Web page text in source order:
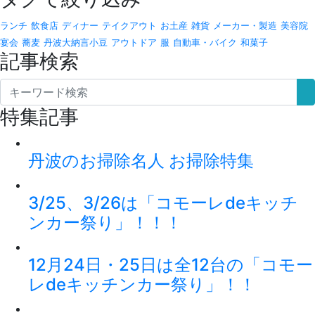
ランチ 飲食店 ディナー テイクアウト お土産 雑貨 メーカー・製造 美容院
宴会 蕎麦 丹波大納言小豆 アウトドア 服 自動車・バイク 和菓子
記事検索
特集記事
丹波のお掃除名人 お掃除特集
3/25、3/26は「コモーレdeキッチ
ンカー祭り」！！！
12月24日・25日は全12台の「コモー
レdeキッチンカー祭り」！！